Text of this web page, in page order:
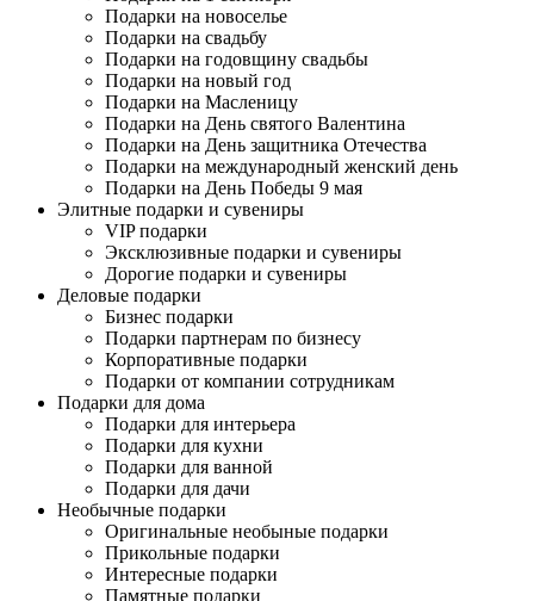
Подарки на новоселье
Подарки на свадьбу
Подарки на годовщину свадьбы
Подарки на новый год
Подарки на Масленицу
Подарки на День святого Валентина
Подарки на День защитника Отечества
Подарки на международный женский день
Подарки на День Победы 9 мая
Элитные подарки и сувениры
VIP подарки
Эксклюзивные подарки и сувениры
Дорогие подарки и сувениры
Деловые подарки
Бизнес подарки
Подарки партнерам по бизнесу
Корпоративные подарки
Подарки от компании сотрудникам
Подарки для дома
Подарки для интерьера
Подарки для кухни
Подарки для ванной
Подарки для дачи
Необычные подарки
Оригинальные необыные подарки
Прикольные подарки
Интересные подарки
Памятные подарки